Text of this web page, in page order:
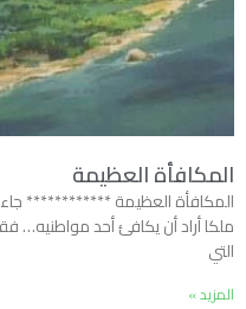
المكافأة العظيمة
المكافأة العظيمة ************
ملكا أراد أن يكافئ أحد
التي
المزيد »